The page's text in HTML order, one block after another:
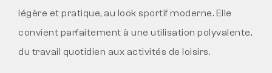
légère et pratique, au look sportif moderne. Elle
convient parfaitement à une utilisation polyvalente,
du travail quotidien aux activités de loisirs.